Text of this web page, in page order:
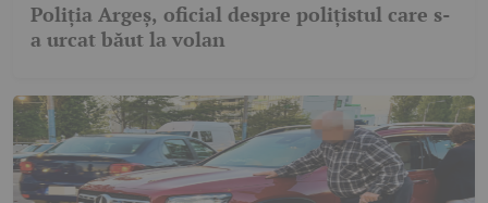
Poliția Argeș, oficial despre polițistul care s-
a urcat băut la volan